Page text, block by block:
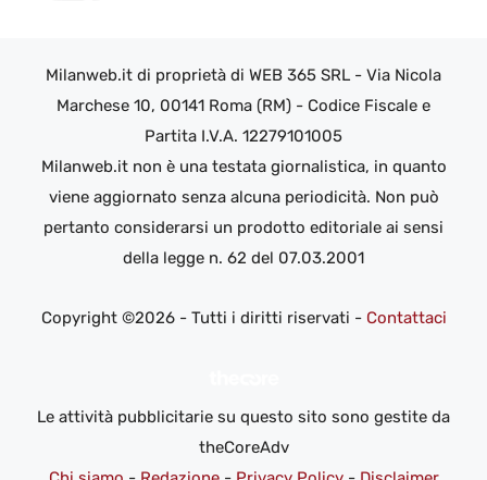
Milanweb.it di proprietà di WEB 365 SRL - Via Nicola
Marchese 10, 00141 Roma (RM) - Codice Fiscale e
Partita I.V.A. 12279101005
Milanweb.it non è una testata giornalistica, in quanto
viene aggiornato senza alcuna periodicità. Non può
pertanto considerarsi un prodotto editoriale ai sensi
della legge n. 62 del 07.03.2001
Copyright ©2026 - Tutti i diritti riservati - Contattaci
Le attività pubblicitarie su questo sito sono gestite da
theCoreAdv